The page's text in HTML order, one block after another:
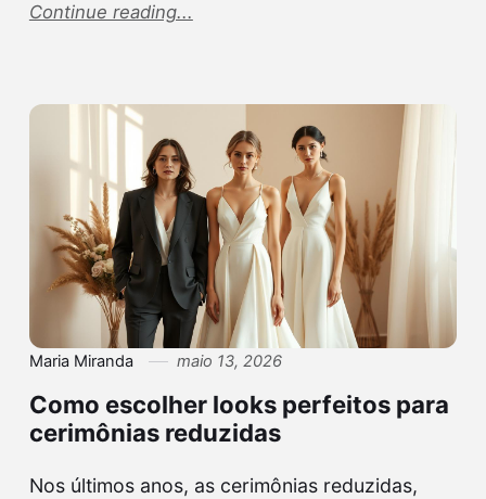
Continue reading...
Maria Miranda maio 13, 2026
Como escolher looks perfeitos para
cerimônias reduzidas
Nos últimos anos, as cerimônias reduzidas,